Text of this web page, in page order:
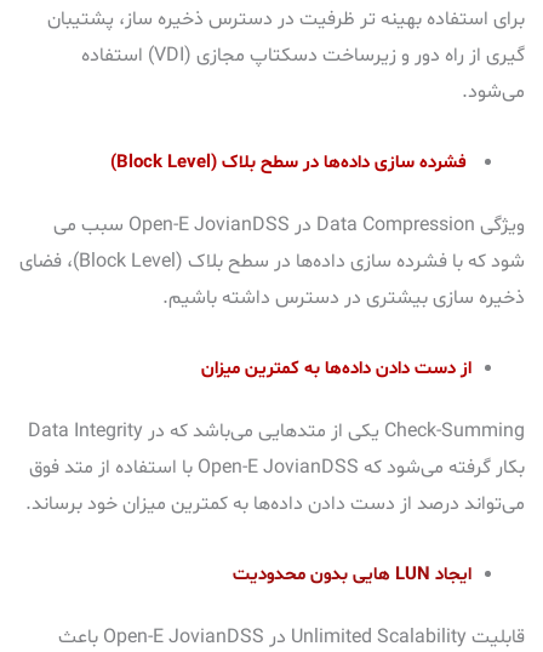
برای استفاده بهینه تر ظرفیت در دسترس ذخیره ساز، پشتیبان
گیری از راه دور و زیرساخت دسکتاپ مجازی (VDI) استفاده
می‌شود.
(Block Level)
ویژگی Data Compression در Open-E JovianDSS سبب می
شود که با فشرده سازی داده‌ها در سطح بلاک (Block Level)، فضای
ذخیره سازی بیشتری در دسترس داشته باشیم.
از دست دادن داده‌ها به کمترین میزان
Check-Summing یکی از متدهایی می‌باشد که در Data Integrity
بکار گرفته می‌شود که Open-E JovianDSS با
استفاده از متد فوق
می‌تواند درصد از دست دادن داده‌ها به کمترین میزان خود برساند.
ایجاد LUN هایی بدون محدودیت
قابلیت Unlimited Scalability در Open-E JovianDSS باعث